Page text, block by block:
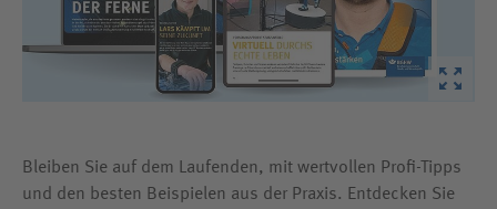
Bleiben Sie auf dem Laufenden, mit wertvollen Profi-Tipps
und den besten Beispielen aus der Praxis. Entdecken Sie